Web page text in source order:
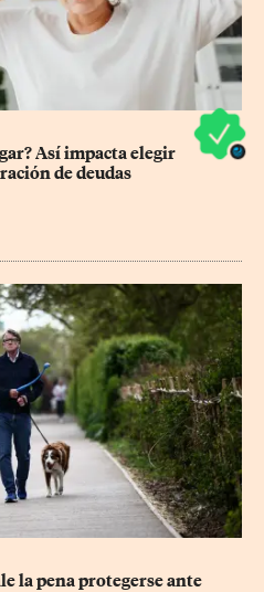
Así impacta elegir
de deudas
la pena protegerse ante